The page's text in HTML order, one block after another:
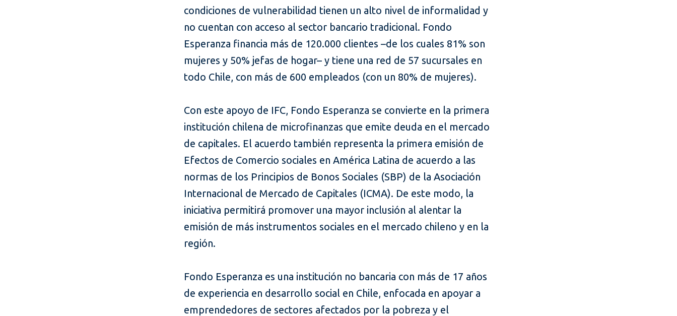
condiciones de vulnerabilidad tienen un alto nivel de informalidad y
no cuentan con acceso al sector bancario tradicional. Fondo
Esperanza financia más de 120.000 clientes –de los cuales 81% son
mujeres y 50% jefas de hogar– y tiene una red de 57 sucursales en
todo Chile, con más de 600 empleados (con un 80% de mujeres).
Con este apoyo de IFC, Fondo Esperanza se convierte en la primera
institución chilena de microfinanzas que emite deuda en el mercado
de capitales. El acuerdo también representa la primera emisión de
Efectos de Comercio sociales en América Latina de acuerdo a las
normas de los Principios de Bonos Sociales (SBP) de la Asociación
Internacional de Mercado de Capitales (ICMA). De este modo, la
iniciativa permitirá promover una mayor inclusión al alentar la
emisión de más instrumentos sociales en el mercado chileno y en la
región.
Fondo Esperanza es una institución no bancaria con más de 17 años
de experiencia en desarrollo social en Chile, enfocada en apoyar a
emprendedores de sectores afectados por la pobreza y el